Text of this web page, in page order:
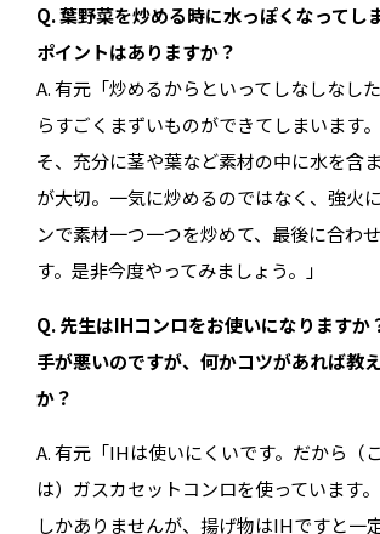
Q. 葉野菜を炒める時に水っぽくなってし
ポイントはありますか？
A. 有元「炒めるからといってしなしなし
らすごくまずいものができてしまいます
そ、充分に茎や葉など素材の中に水を含
が大切。一気に炒めるのではなく、強火
ンで素材一つ一つを炒めて、最後に合わ
す。是非今度やってみましょう。」
Q. 先生はIHコンロをお使いになりますか
手が悪いのですが、何かコツがあれば教
か？
A. 有元「IHは使いにくいです。だから（
は）ガスカセットコンロを使っています
しかありませんが、揚げ物はIHですと一